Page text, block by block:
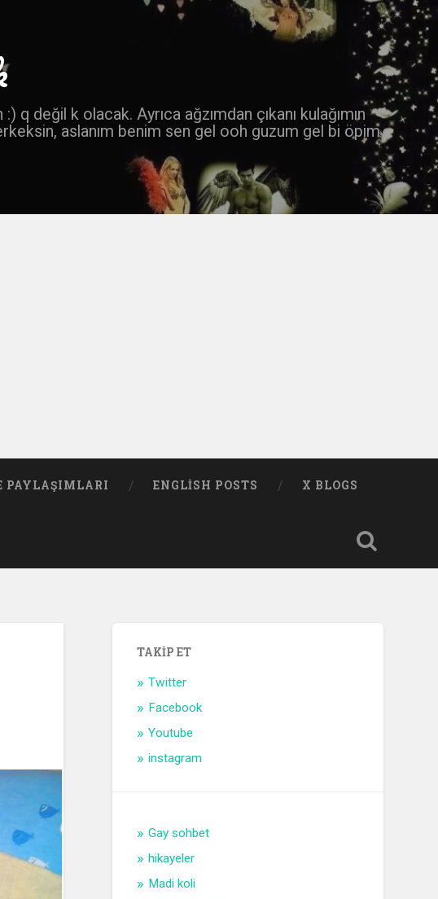
değil k olacak. Ayrıca ağzımdan çıkanı kulağımın
aslanım benim sen gel ooh guzum gel bi öpim
PAYLAŞIMLARI ENGLISH POSTS X BLOGS
TAKIP ET
Twitter
Facebook
Youtube
instagram
Gay sohbet
hikayeler
Madi koli